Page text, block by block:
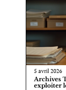
5 avril 2026
Archives
exploiter